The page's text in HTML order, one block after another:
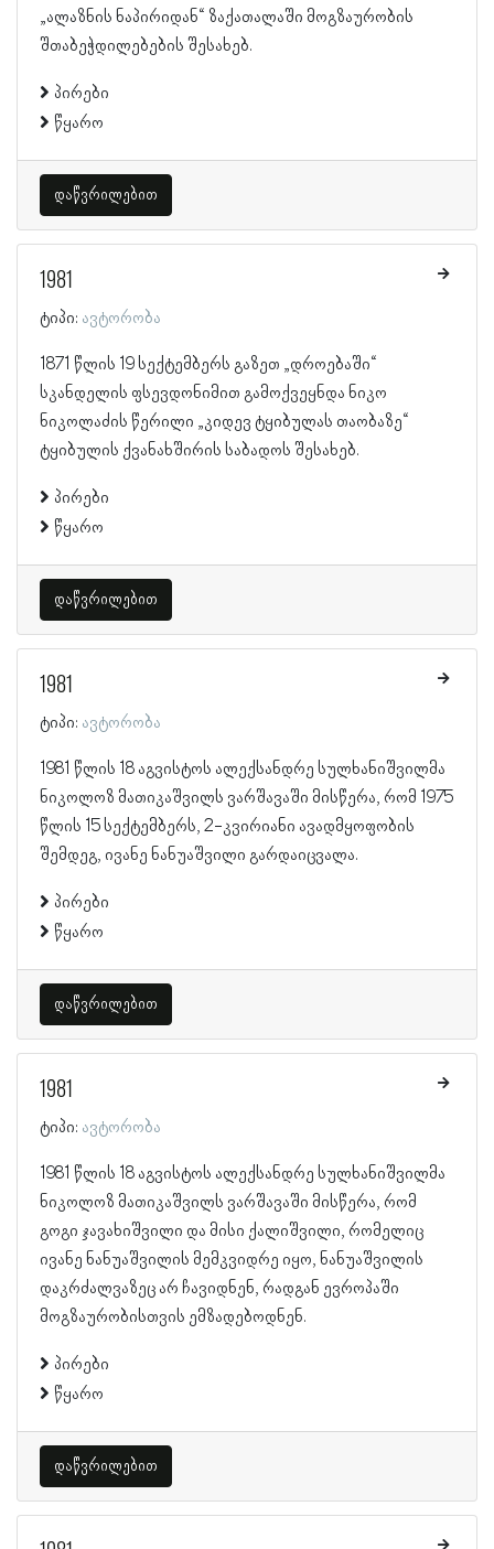
„ალაზნის ნაპირიდან“ ზაქათალაში მოგზაურობის
შთაბეჭდილებების შესახებ.
პირები
წყარო
დაწვრილებით
1981
ტიპი: ავტორობა
1871 წლის 19 სექტემბერს გაზეთ „დროებაში“
სკანდელის ფსევდონიმით გამოქვეყნდა ნიკო
ნიკოლაძის წერილი „კიდევ ტყიბულას თაობაზე“
ტყიბულის ქვანახშირის საბადოს შესახებ.
პირები
წყარო
დაწვრილებით
1981
ტიპი: ავტორობა
1981 წლის 18 აგვისტოს ალექსანდრე სულხანიშვილმა
ნიკოლოზ მათიკაშვილს ვარშავაში მისწერა, რომ 1975
წლის 15 სექტემბერს, 2-კვირიანი ავადმყოფობის
შემდეგ, ივანე ნანუაშვილი გარდაიცვალა.
პირები
წყარო
დაწვრილებით
1981
ტიპი: ავტორობა
1981 წლის 18 აგვისტოს ალექსანდრე სულხანიშვილმა
ნიკოლოზ მათიკაშვილს ვარშავაში მისწერა, რომ
გოგი ჯავახიშვილი და მისი ქალიშვილი, რომელიც
ივანე ნანუაშვილის მემკვიდრე იყო, ნანუაშვილის
დაკრძალვაზეც არ ჩავიდნენ, რადგან ევროპაში
მოგზაურობისთვის ემზადებოდნენ.
პირები
წყარო
დაწვრილებით